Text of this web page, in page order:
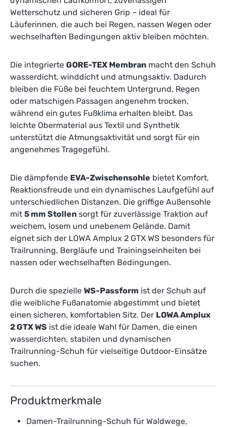
Wetterschutz und sicheren Grip – ideal für
Läuferinnen, die auch bei Regen, nassen Wegen oder
wechselhaften Bedingungen aktiv bleiben möchten.
Die integrierte GORE-TEX Membran macht den Schuh
wasserdicht, winddicht und atmungsaktiv. Dadurch
bleiben die Füße bei feuchtem Untergrund, Regen
oder matschigen Passagen angenehm trocken,
während ein gutes Fußklima erhalten bleibt. Das
leichte Obermaterial aus Textil und Synthetik
unterstützt die Atmungsaktivität und sorgt für ein
angenehmes Tragegefühl.
Die dämpfende EVA-Zwischensohle bietet Komfort,
Reaktionsfreude und ein dynamisches Laufgefühl auf
unterschiedlichen Distanzen. Die griffige Außensohle
mit 5 mm Stollen sorgt für zuverlässige Traktion auf
weichem, losem und unebenem Gelände. Damit
eignet sich der LOWA Amplux 2 GTX WS besonders für
Trailrunning, Bergläufe und Trainingseinheiten bei
nassen oder wechselhaften Bedingungen.
Durch die spezielle WS-Passform ist der Schuh auf
die weibliche Fußanatomie abgestimmt und bietet
einen sicheren, komfortablen Sitz. Der LOWA Amplux
2 GTX WS ist die ideale Wahl für Damen, die einen
wasserdichten, stabilen und dynamischen
Trailrunning-Schuh für vielseitige Outdoor-Einsätze
suchen.
Produktmerkmale
Damen-Trailrunning-Schuh für Waldwege,